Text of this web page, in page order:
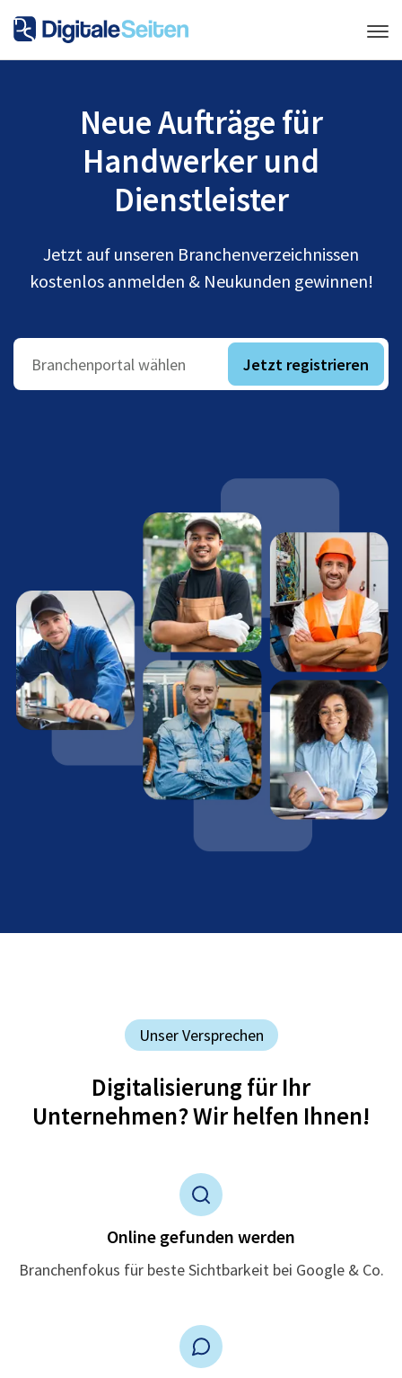
Neue Aufträge für
Handwerker und
Dienstleister
Jetzt auf unseren Branchenverzeichnissen
kostenlos anmelden & Neukunden gewinnen!
Branchenportal wählen Jetzt registrieren
Unser Versprechen
Digitalisierung für Ihr
Unternehmen? Wir helfen Ihnen!
Online gefunden werden
Branchenfokus für beste Sichtbarkeit bei Google & Co.